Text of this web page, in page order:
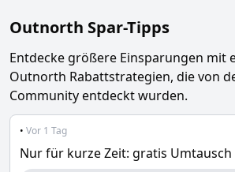
Outnorth Spar-Tipps
Entdecke größere Einsparungen mit
Outnorth Rabattstrategien, die von
Community entdeckt wurden.
• Vor 1 Tag
Nur für kurze Zeit: gratis Umtausch